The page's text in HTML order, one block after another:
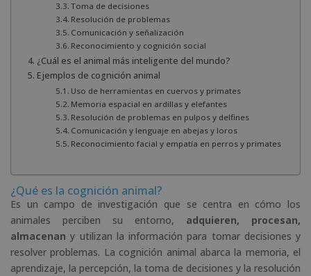
Toma de decisiones
Resolución de problemas
Comunicación y señalización
Reconocimiento y cognición social
¿Cuál es el animal más inteligente del mundo?
Ejemplos de cognición animal
Uso de herramientas en cuervos y primates
Memoria espacial en ardillas y elefantes
Resolución de problemas en pulpos y delfines
Comunicación y lenguaje en abejas y loros
Reconocimiento facial y empatía en perros y primates
¿Qué es la cognición animal?
Es un campo de investigación que se centra en cómo los
animales perciben su entorno, adquieren, procesan,
almacenan y utilizan la información para tomar decisiones y
resolver problemas. La cognición animal abarca la memoria, el
aprendizaje, la percepción, la toma de decisiones y la resolución